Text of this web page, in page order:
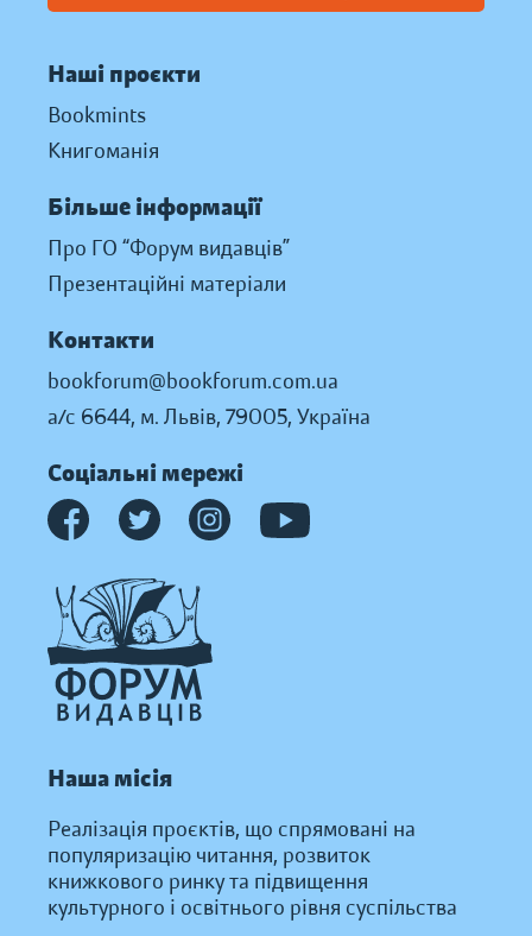
Наші проєкти
Bookmints
Книгоманія
Більше інформації
Про ГО “Форум видавців”
Презентаційні матеріали
Контакти
bookforum@bookforum.com.ua
а/с 6644, м. Львів, 79005, Україна
Соціальні мережі
Наша місія
Реалізація проєктів, що спрямовані на
популяризацію читання, розвиток
книжкового ринку та підвищення
культурного і освітнього рівня суспільства